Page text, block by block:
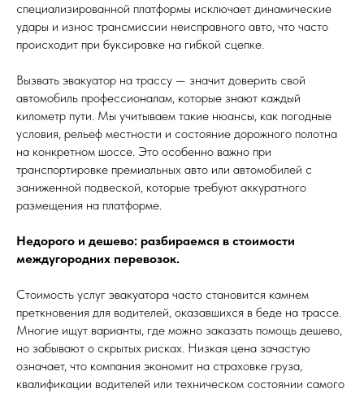
специализированной платформы исключает динамические
удары и износ трансмиссии неисправного авто, что часто
происходит при буксировке на гибкой сцепке.
Вызвать эвакуатор на трассу — значит доверить свой
автомобиль профессионалам, которые знают каждый
километр пути. Мы учитываем такие нюансы, как погодные
условия, рельеф местности и состояние дорожного полотна
на конкретном шоссе. Это особенно важно при
транспортировке премиальных авто или автомобилей с
заниженной подвеской, которые требуют аккуратного
размещения на платформе.
Недорого и дешево: разбираемся в стоимости
междугородних перевозок.
Стоимость услуг эвакуатора часто становится камнем
преткновения для водителей, оказавшихся в беде на трассе.
Многие ищут варианты, где можно заказать помощь дешево,
но забывают о скрытых рисках. Низкая цена зачастую
означает, что компания экономит на страховке груза,
квалификации водителей или техническом состоянии самого